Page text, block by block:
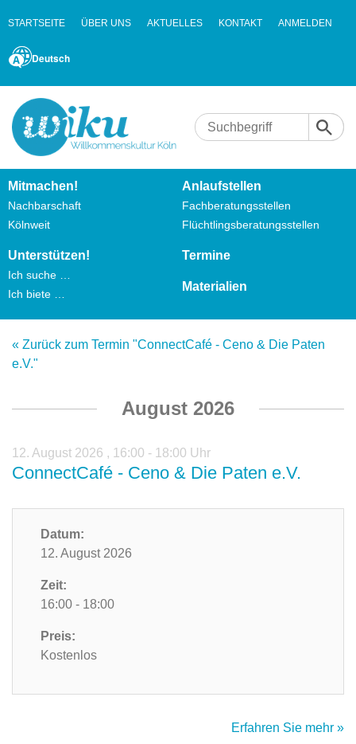
STARTSEITE ÜBER UNS AKTUELLES KONTAKT ANMELDEN
Deutsch
Mitmachen!
Nachbarschaft
Kölnweit
Anlaufstellen
Fachberatungsstellen
Flüchtlingsberatungsstellen
Unterstützen!
Ich suche …
Ich biete …
Termine
Materialien
« Zurück zum Termin "ConnectCafé - Ceno & Die Paten
e.V."
August 2026
12. August 2026 , 16:00 - 18:00 Uhr
ConnectCafé - Ceno & Die Paten e.V.
Datum:
12. August 2026
Zeit:
16:00 - 18:00
Preis:
Kostenlos
Erfahren Sie mehr »